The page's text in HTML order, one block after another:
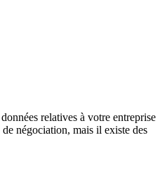
relatives à votre entreprise
négociation, mais il existe des